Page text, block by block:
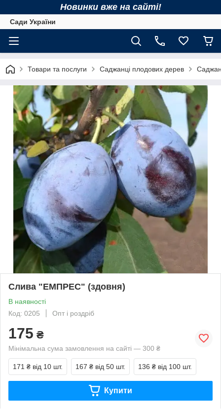
Новинки вже на сайті!
Сади України
Товари та послуги Саджанці плодових дерев
Слива "ЕМПРЕС" (здовня)
В наявності
Код: 0205
Опт і роздріб
175 ₴
Мінімальна сума замовлення на сайті — 300 ₴
171 ₴ від 10 шт. 167 ₴ від 50 шт. 136 ₴ від 100 шт.
Купити